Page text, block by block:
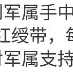
属手
绶带
属支